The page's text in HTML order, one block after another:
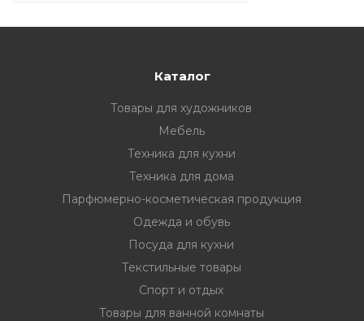
Каталог
Товары для художников
Мебель
Техника для кухни
Техника для дома
Парфюмерно-косметическая продукция
Одежда и обувь
Посуда для кухни
Текстильные товары
Спорт и отдых
Товары для ванной комнаты